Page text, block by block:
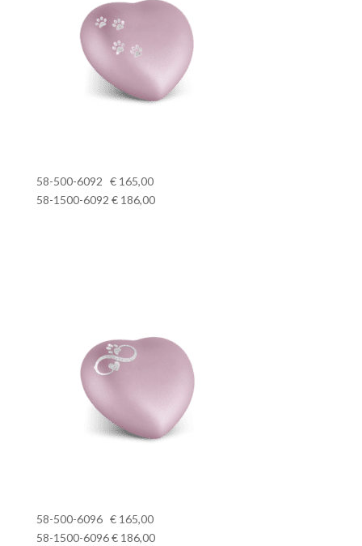
58-500-6092 € 165,00
58-1500-6092 € 186,00
58-500-6096 € 165,00
58-1500-6096 € 186,00